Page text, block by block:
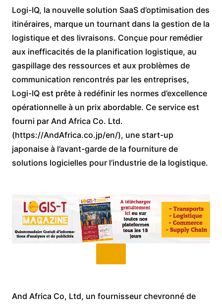
Logi-IQ, la nouvelle solution SaaS d’optimisation des
itinéraires, marque un tournant dans la gestion de la
logistique et des livraisons. Conçue pour remédier
aux inefficacités de la planification logistique, au
gaspillage des ressources et aux problèmes de
communication rencontrés par les entreprises,
Logi-IQ est prête à redéfinir les normes d’excellence
opérationnelle à un prix abordable. Ce service est
fourni par And Africa Co. Ltd.
(https://AndAfrica.co.jp/en/), une start-up
japonaise à l’avant-garde de la fourniture de
solutions logicielles pour l’industrie de la logistique.
And Africa Co, Ltd, un fournisseur chevronné de